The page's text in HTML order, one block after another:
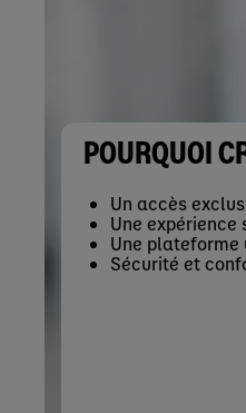
POURQUOI
Un accès
Une expérience
Une plateforme
Sécurité et